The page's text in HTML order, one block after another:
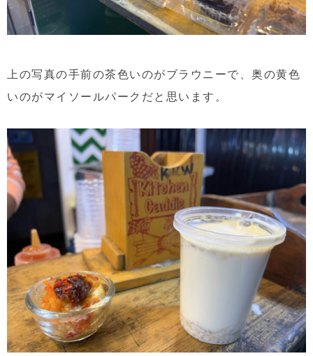
上の写真の手前の茶色いのがブラウニーで、奥の黄色
いのがマイソールパークだと思います。